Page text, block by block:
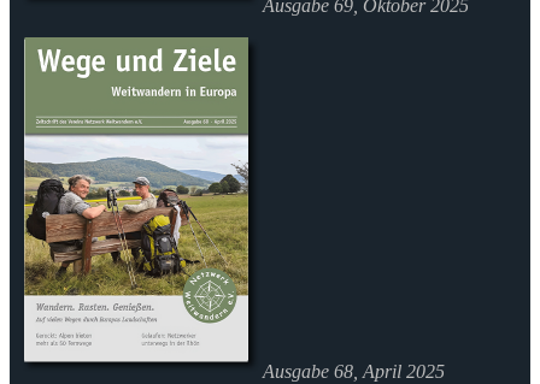
Ausgabe 69, Oktober 2025
Ausgabe 68, April 2025